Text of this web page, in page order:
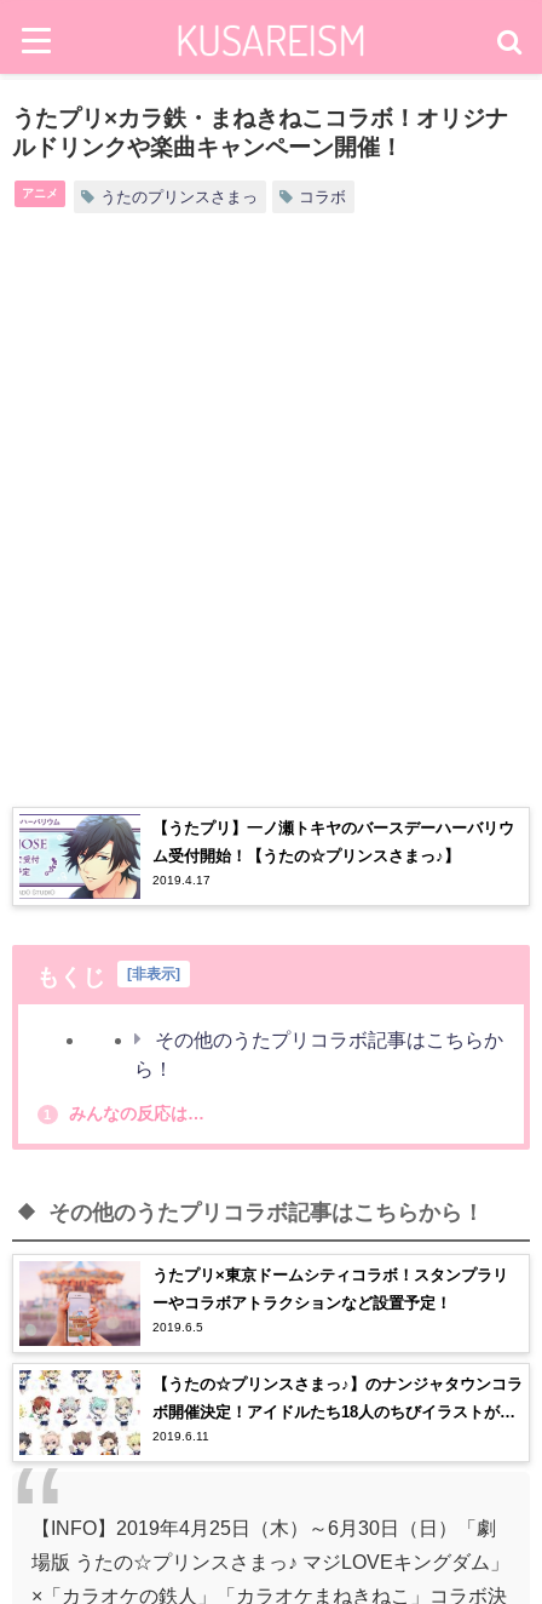
うたプリ×カラ鉄・まねきねこコラボ！オリジナ
ルドリンクや楽曲キャンペーン開催！
アニメ うたのプリンスさまっ コラボ
【うたプリ】一ノ瀬トキヤのバースデーハーバリウ
ム受付開始！【うたの☆プリンスさまっ♪】
2019.4.17
もくじ 非表示
その他のうたプリコラボ記事はこちらか
ら！
1 みんなの反応は…
その他のうたプリコラボ記事はこちらから！
うたプリ×東京ドームシティコラボ！スタンプラリ
ーやコラボアトラクションなど設置予定！
2019.6.5
【うたの☆プリンスさまっ♪】のナンジャタウンコラ
ボ開催決定！アイドルたち18人のちびイラストが可
愛すぎる…！【うたプリ】
2019.6.11
【INFO】2019年4月25日（木）～6月30日（日）「劇
場版 うたの☆プリンスさまっ♪ マジLOVEキングダム」
×「カラオケの鉄人」「カラオケまねきねこ」コラボ決